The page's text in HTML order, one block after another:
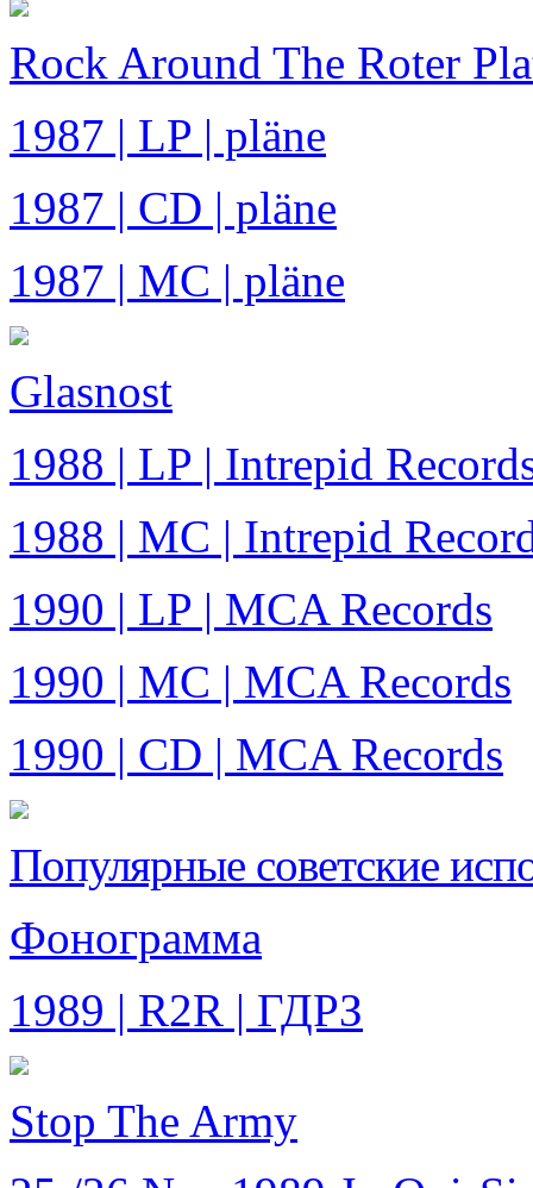
Rock Around The Roter
1987 | LP | pläne
1987 | CD | pläne
1987 | MC | pläne
Glasnost
1988 | LP | Intrepid
1988 | MC | Intrepid
1990 | LP | MCA Records
1990 | MC | MCA Records
1990 | CD | MCA Records
Популярные советские
Фонограмма
1989 | R2R | ГДРЗ
Stop The Army